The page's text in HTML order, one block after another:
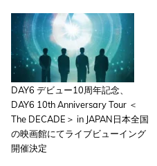
DAY6 デビュー10周年記念、
DAY6 10th Anniversary Tour ＜
The DECADE＞ in JAPAN日本全国
の映画館にてライブビューイング
開催決定